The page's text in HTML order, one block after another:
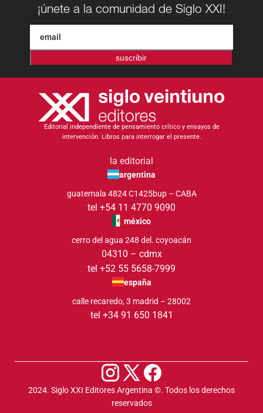
¡únete a la comunidad de Siglo XXI!
suscribir
Editorial independiente de pensamiento crítico y ensayos de
intervención. Libros para interrogar el presente.
la editorial
argentina
guatemala 4824 C1425bup – CABA
tel +54 11 4770 9090
méxico
cerro del agua 248 del. coyoacán
04310 – cdmx
tel +52 55 5658-7999
españa
calle recaredo, 3 madrid – 28002
tel +34 91 650 1841
2024. Siglo XXI Editores Argentina ©️. Todos los derechos
reservados